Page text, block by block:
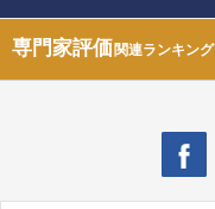
専門家評価関連ランキング